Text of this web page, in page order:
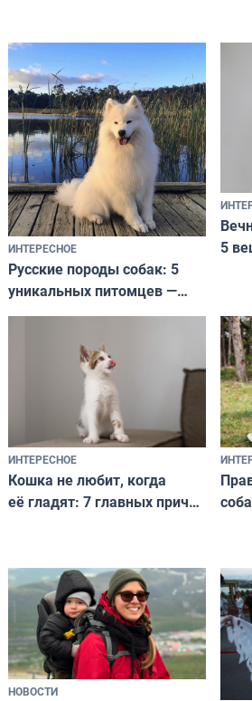
ИНТЕРЕСНОЕ
Русские породы собак: 5
уникальных питомцев —
национальные сокровища
и характером
5
и
ИНТЕРЕСНОЕ
Кошка не любит, когда
её гладят: 7 главных причин
независимому питомцу
НОВОСТИ